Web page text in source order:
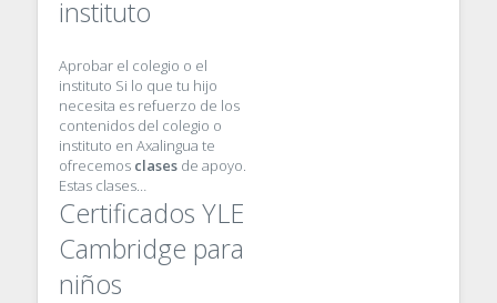
instituto
Aprobar el colegio o el
instituto Si lo que tu hijo
necesita es refuerzo de los
contenidos del colegio o
instituto en Axalingua te
ofrecemosclases de apoyo.
Estas clases…
Certificados YLE
Cambridge para
niños